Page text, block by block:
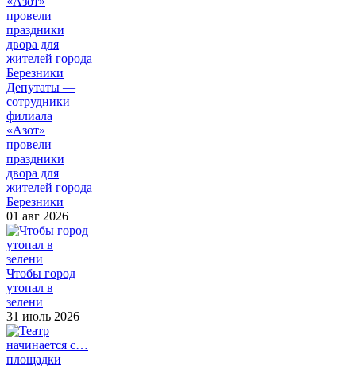
Депутаты —
сотрудники
филиала
«Азот»
провели
праздники
двора для
жителей города
Березники
01 авг 2026
Чтобы город
утопал в
зелени
31 июль 2026